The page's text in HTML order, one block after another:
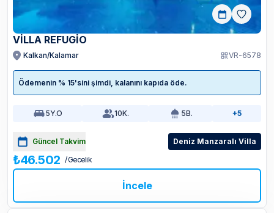
VILLA REFUGIO
Kalkan/Kalamar VR-6578
Ödemenin % 15'sini şimdi, kalanını kapıda öde.
5Y.O 10K. 5B. +5
Güncel Takvim Deniz Manzaralı Villa
₺46.502 / Gecelik
İncele